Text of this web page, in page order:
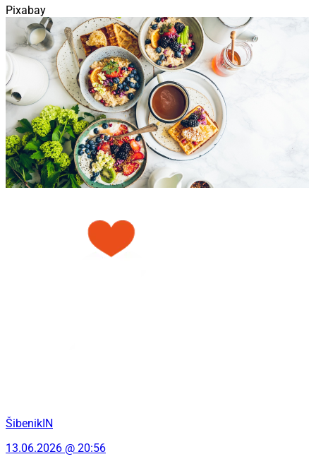
Pixabay
ŠibenikIN
13.06.2026 @ 20:56